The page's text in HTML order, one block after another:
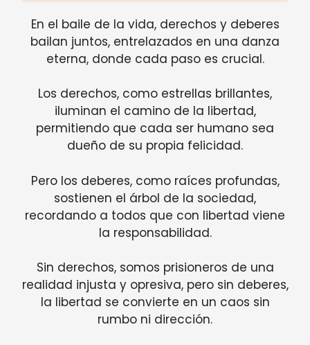
En el baile de la vida, derechos y deberes
bailan juntos, entrelazados en una danza
eterna, donde cada paso es crucial.
Los derechos, como estrellas brillantes,
iluminan el camino de la libertad,
permitiendo que cada ser humano sea
dueño de su propia felicidad.
Pero los deberes, como raíces profundas,
sostienen el árbol de la sociedad,
recordando a todos que con libertad viene
la responsabilidad.
Sin derechos, somos prisioneros de una
realidad injusta y opresiva, pero sin deberes,
la libertad se convierte en un caos sin
rumbo ni dirección.